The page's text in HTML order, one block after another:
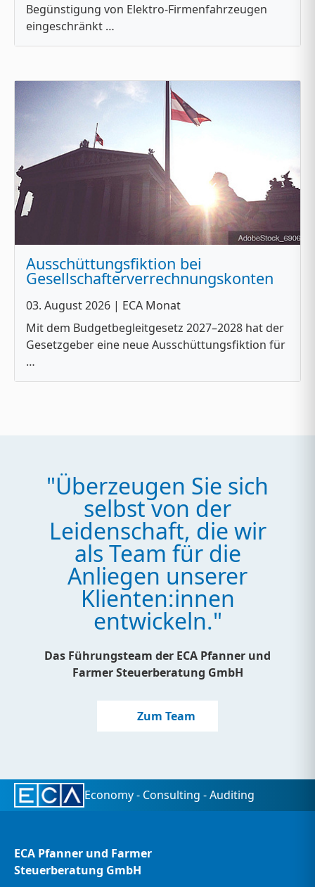
Begünstigung von Elektro-Firmenfahrzeugen
eingeschränkt …
Ausschüttungsfiktion bei
Gesellschafterverrechnungskonten
03. August 2026 | ECA Monat
Mit dem Budgetbegleitgesetz 2027–2028 hat der
Gesetzgeber eine neue Ausschüttungsfiktion für
…
"Überzeugen Sie sich
selbst von der
Leidenschaft, die wir
als Team für die
Anliegen unserer
Klienten:innen
entwickeln."
Das Führungsteam der ECA Pfanner und
Farmer Steuerberatung GmbH
Zum Team
Economy - Consulting - Auditing
ECA Pfanner und Farmer
Steuerberatung GmbH